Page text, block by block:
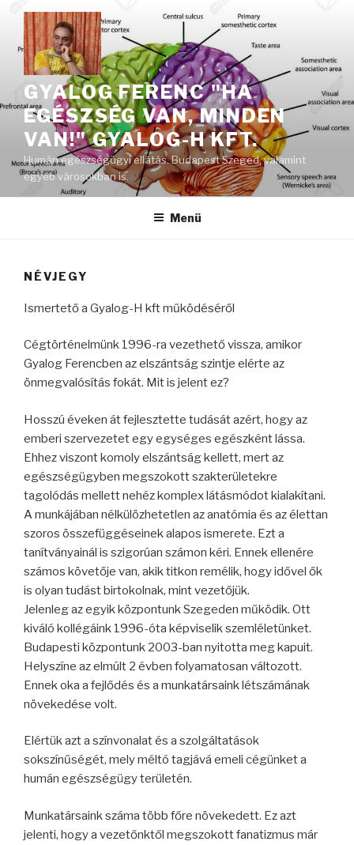
Tartalomhoz
GYALOG FERENC "HA
EGÉSZSÉG VAN, MINDEN
VAN!" GYALOG-H KFT.
Humán egészségügyi ellátás. Budapest Szeged, valamint
egyéb városokban is.
Menü
NÉVJEGY
Ismertető a Gyalog-H kft működéséről
Cégtörténelmünk 1996-ra vezethető vissza, amikor
Gyalog Ferencben az elszántság szintje elérte az
önmegvalósítás fokát. Mit is jelent ez?
Hosszú éveken át fejlesztette tudását azért, hogy az
emberi szervezetet egy egységes egészként lássa.
Ehhez viszont komoly elszántság kellett, mert az
egészségügyben megszokott szakterületekre
tagolódás mellett nehéz komplex látásmódot kialakítani.
A munkájában nélkülözhetetlen az anatómia és az élettan
szoros összefüggéseinek alapos ismerete. Ezt a
tanítványainál is szigorúan számon kéri. Ennek ellenére
számos követője van, akik titkon remélik, hogy idővel ők
is olyan tudást birtokolnak, mint vezetőjük.
Jelenleg az egyik központunk Szegeden működik. Ott
kiváló kollégáink 1996-óta képviselik szemléletünket.
Budapesti központunk 2003-ban nyitotta meg kapuit.
Helyszíne az elmúlt 2 évben folyamatosan változott.
Ennek oka a fejlődés és a munkatársaink létszámának
növekedése volt.
Elértük azt a színvonalat és a szolgáltatások
sokszínűségét, mely méltó tagjává emeli cégünket a
humán egészségügy területén.
Munkatársaink száma több főre növekedett. Ez azt
jelenti, hogy a vezetőnktől megszokott fanatizmus már